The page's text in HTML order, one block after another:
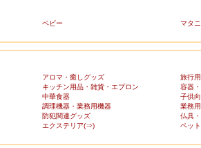
ベビー マタ
アロマ・癒しグッズ 旅行
キッチン用品・雑貨・エプロン 容器
中華食器 子供
調理機器・業務用機器 業務
防犯関連グッズ 仏具
エクステリア(⇒) ペッ